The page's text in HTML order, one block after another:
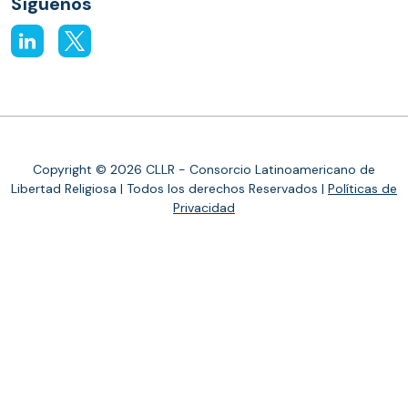
Copyright © 2026 CLLR - Consorcio Latinoamericano de
Libertad Religiosa | Todos los derechos Reservados | Políticas de
Privacidad